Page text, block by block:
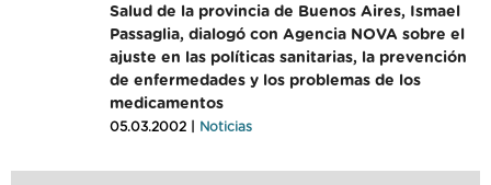
Salud de la provincia de Buenos Aires, Ismael
Passaglia, dialogó con Agencia NOVA sobre el
ajuste en las políticas sanitarias, la prevención
de enfermedades y los problemas de los
medicamentos
05.03.2002 | Noticias